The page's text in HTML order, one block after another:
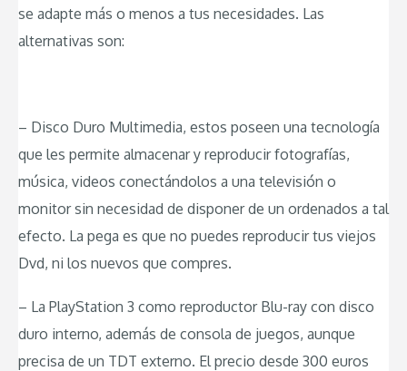
se adapte más o menos a tus necesidades. Las
alternativas son:
– Disco Duro Multimedia, estos poseen una tecnología
que les permite almacenar y reproducir fotografías,
música, videos conectándolos a una televisión o
monitor sin necesidad de disponer de un ordenados a tal
efecto. La pega es que no puedes reproducir tus viejos
Dvd, ni los nuevos que compres.
– La PlayStation 3 como reproductor Blu-ray con disco
duro interno, además de consola de juegos, aunque
precisa de un TDT externo. El precio desde 300 euros